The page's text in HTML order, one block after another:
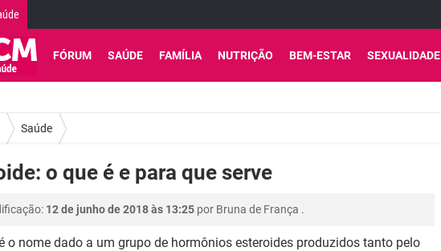
FÓRUM SAÚDE FAMÍLIA NUTRIÇÃO BEM-ESTAR SEXUALIDADE
Saúde
o que é e para que serve
12 de junho de 2018 às 13:25 por Bruna de França .
o nome dado a um grupo de hormônios esteroides produzidos tanto pelo